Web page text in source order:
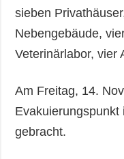
sieben
Nebengebäude,
Veterinärlabor, vier
Am Freitag, 14.
Evakuierungspunkt
gebracht.